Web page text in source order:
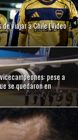
viajar a Chile (Video
pese a
se quedaron en